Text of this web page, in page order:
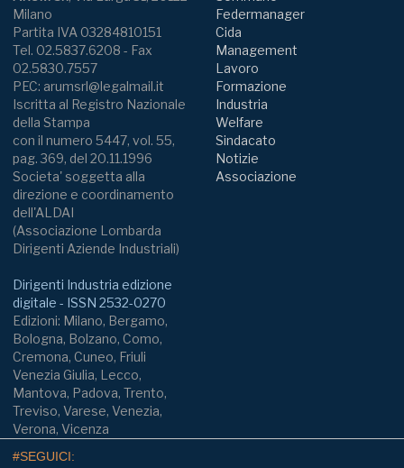
Milano
Partita IVA 03284810151
Tel. 02.5837.6208 - Fax
02.5830.7557
PEC: arumsrl@legalmail.it
Iscritta al Registro Nazionale
della Stampa
con il numero 5447, vol. 55,
pag. 369, del 20.11.1996
Societa' soggetta alla
direzione e coordinamento
dell'ALDAI
(Associazione Lombarda
Dirigenti Aziende Industriali)
Dirigenti Industria edizione
digitale - ISSN 2532-0270
Edizioni: Milano, Bergamo,
Bologna, Bolzano, Como,
Cremona, Cuneo, Friuli
Venezia Giulia, Lecco,
Mantova, Padova, Trento,
Treviso, Varese, Venezia,
Verona, Vicenza
Federmanager
Cida
Management
Lavoro
Formazione
Industria
Welfare
Sindacato
Notizie
Associazione
#SEGUICI: